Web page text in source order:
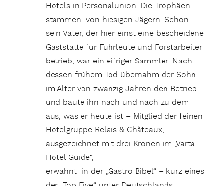
Hotels in Personalunion. Die Trophäen
stammen von hiesigen Jägern. Schon
sein Vater, der hier einst eine bescheidene
Gaststätte für Fuhrleute und Forstarbeiter
betrieb, war ein eifriger Sammler. Nach
dessen frühem Tod übernahm der Sohn
im Alter von zwanzig Jahren den Betrieb
und baute ihn nach und nach zu dem
aus, was er heute ist – Mitglied der feinen
Hotelgruppe Relais & Châteaux,
ausgezeichnet mit drei Kronen im „Varta
Hotel Guide“,
erwähnt in der „Gastro Bibel“ – kurz eines